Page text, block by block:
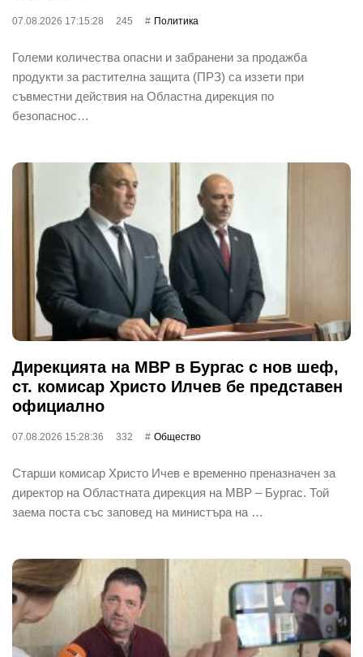
07.08.2026 17:15:28 245 Политика
Големи количества опасни и забранени за продажба
продукти за растителна защита (ПРЗ) са иззети при
съвместни действия на Областна дирекция по
безопаснос…
Дирекцията на МВР в Бургас с нов шеф,
ст. комисар Христо Илчев бе представен
официално
07.08.2026 15:28:36 332 Общество
Старши комисар Христо Ичев е временно преназначен за
директор на Областната дирекция на МВР – Бургас. Той
заема поста със заповед на министъра на …